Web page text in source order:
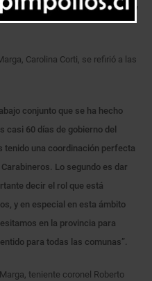
de Comunicaciones (Cenco) y
Carolina Corti, se refirió a las
conjunto que se ha hecho
casi 60 días de gobierno del
tenido una coordinación perfecta
Lo segundo es dar
decir el rol que está
y en especial en esta ámbito
en la provincia para
para todas las comunas”.
teniente coronel Roberto